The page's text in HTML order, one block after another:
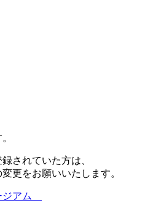
されていた方は、
更をお願いいたします。
ジアム